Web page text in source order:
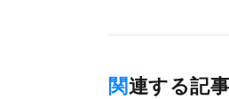
関連する記事